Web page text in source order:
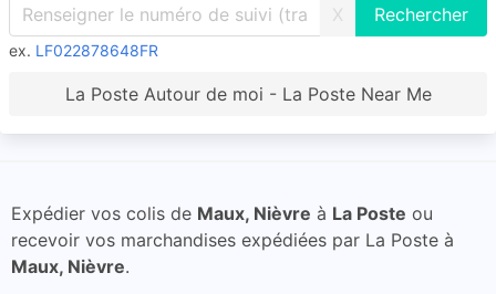
X
ex. LF022878648FR
La Poste Autour de moi - La Poste Near Me
Expédier vos colis de Maux, Nièvre à La Poste ou
recevoir vos marchandises expédiées par La Poste à
Maux, Nièvre.